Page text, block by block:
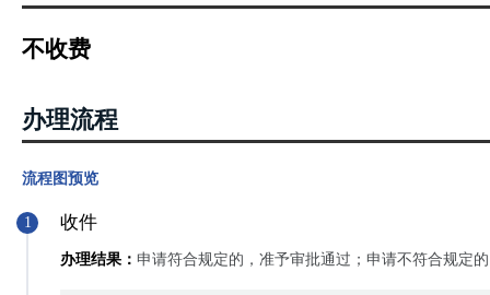
第七条 国家奖励为国家通用语言文字事业做出突出贡献的组织和个人
《幼儿园管理条例》（国家教育委员会第4号令）
《中小学教师继续教育规定》（教育部令第7号）
《中小学校长培训规定》（教育部令第8号）
第十七条各级人民政府教育行政部门应当把中小学校长参加培训的
《小学管理规程》（国家教育委员会令第26号）
不收费
办理流程
流程图预览
1 收件
办理结果： 申请符合规定的，准予审批通过；申请不符合规定